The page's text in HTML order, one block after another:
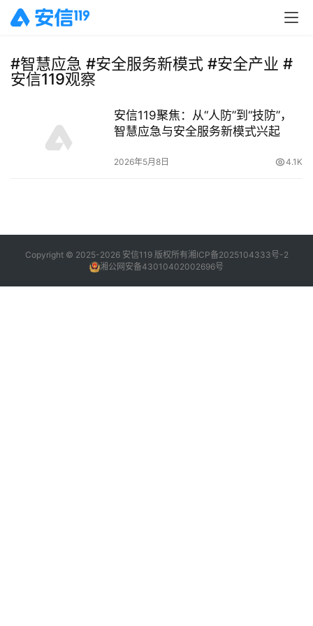
#智慧应急 #安全服务新模式 #安全产业 #
安信119观察
安信119聚焦：从“人防”到“技防”，
智慧应急与安全服务新模式兴起
2026年5月8日 4.1K
Copyright © 2025-2026 安信119 版权所有湘ICP备2025104333号-2
湘公网安备43010402002696号